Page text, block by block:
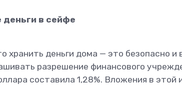
деньги в сейфе
хранить деньги дома — это безопасно и
разрешение финансового
составила 1,28%. Вложения в